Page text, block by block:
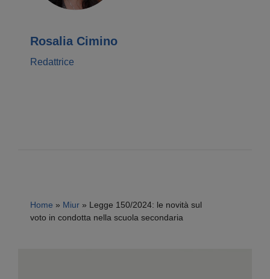
Rosalia Cimino
Redattrice
Home » Miur » Legge 150/2024: le novità sul
voto in condotta nella scuola secondaria